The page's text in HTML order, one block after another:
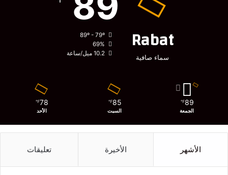
Rabat
سماء صافية
89º - 79º
69%
10.2 ميل/ساعة
89
℉
الجمعة
85
℉
السبت
78
℉
الأحد
الأشهر الأخيرة تعليقات